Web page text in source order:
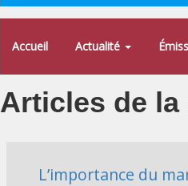
Accueil Actualité
Articles de la
L’importance du